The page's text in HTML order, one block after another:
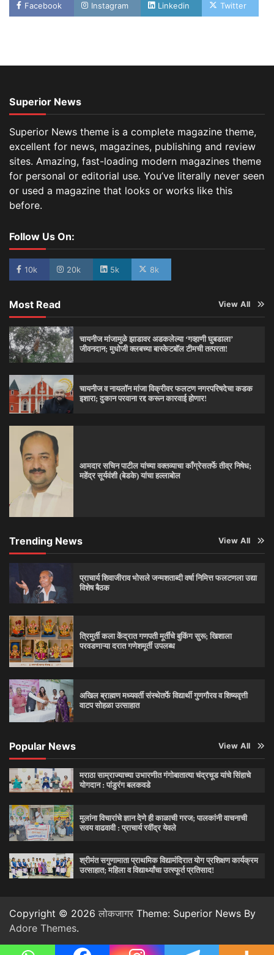
Facebook Instagram Linkedin Twitter
Superior News
Superior News theme is a complete magazine theme,
excellent for news, magazines, publishing and review
sites. Amazing, fast-loading modern magazines theme
for personal or editorial use. You’ve literally never seen
or used a magazine that looks or works like this
before.
Follow Us On:
10k 20k 5k 8k
Most Read View All
चायनीज मांजामुळे झाडावर अडकलेल्या ‘गव्हाणी घुबडाला’
जीवनदान; मुधोजी क्लबच्या बास्केटबॉल टीमची तत्परता!
चायनीज व नायलॉन मांजा विक्रीवर फलटण नगरपरिषदेचा कडक
इशारा; दुकान परवाना रद्द करून कारवाई होणार!
आमदार सचिन पाटील यांच्या वक्तव्याचा काँग्रेसतर्फे तीव्र निषेध;
महेंद्र सूर्यवंशी (बेडके) यांचा हल्लाबोल
Trending News View All
प्राचार्य शिवाजीराव भोसले जन्मशताब्दी वर्षा निमित्त फलटणला उद्या
विशेष बैठक
त्रिमुर्ती कला केंद्रात गणपती मूर्तींचे बुकिंग सुरू; खिशाला
परवडणाऱ्या दरात गणेशमूर्ती उपलब्ध
अखिल ब्राह्मण मध्यवर्ती संस्थेतर्फे विद्यार्थी गुणगौरव व शिष्यवृत्ती
वाटप सोहळा उत्साहात
Popular News View All
मराठा साम्राज्याच्या उभारणीत गंगोबातात्या चंद्रचूड यांचे सिंहाचे
योगदान : पांडुरंग बलकवडे
मुलांना विचारांचे ज्ञान देणे ही काळाची गरज; पालकांनी वाचनाची
सवय वाढवावी : प्राचार्य रवींद्र येवले
श्रीमंत सगुणामाता प्राथमिक विद्यामंदिरात योग प्रशिक्षण कार्यक्रम
उत्साहात; महिला व विद्यार्थ्यांचा उत्स्फूर्त प्रतिसाद!
Copyright © 2026 लोकजागर Theme: Superior News By
Adore Themes.